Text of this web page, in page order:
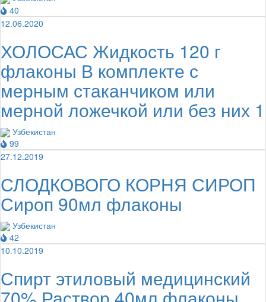
40
12.06.2020
ХОЛОСАС Жидкость 120 г
флаконы В комплекте с
мерным стаканчиком или
мерной ложечкой или без них 1
Узбекистан
99
27.12.2019
СЛОДКОВОГО КОРНЯ СИРОП
Сироп 90мл флаконы
Узбекистан
42
10.10.2019
Спирт этиловый медицинский